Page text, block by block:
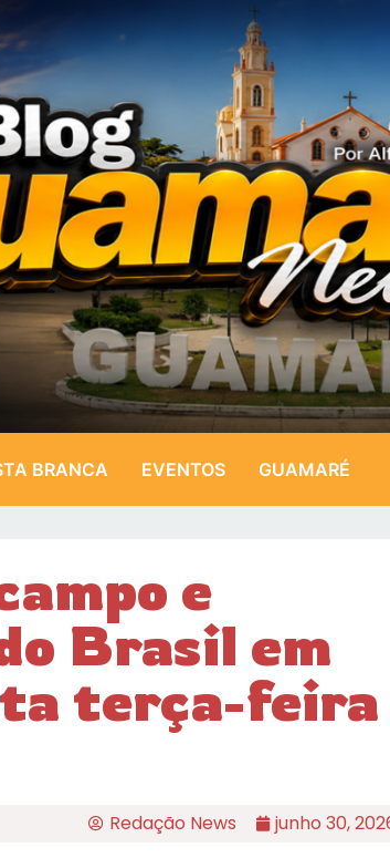
BRANCA EVENTOS GUAMARÉ
e
Brasil em
terça-feira
Redação News junho 30,